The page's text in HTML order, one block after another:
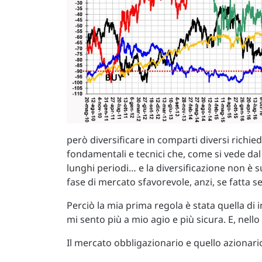
però diversificare in comparti diversi
fondamentali e tecnici che, come si vede
lunghi periodi… e la diversificazione non è
fase di mercato sfavorevole, anzi, se fatta
Perciò la mia prima regola è stata quella
mi sento più a mio agio e più sicura. E,
Il mercato obbligazionario e quello